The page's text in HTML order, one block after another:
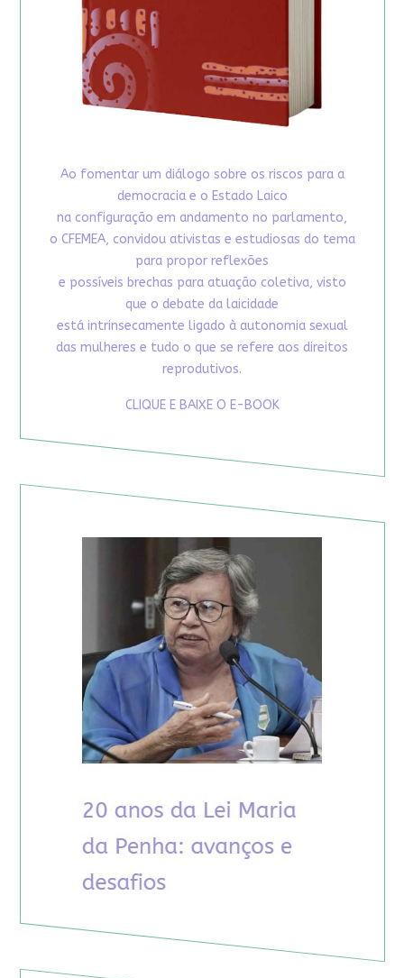
Ao fomentar um diálogo sobre os riscos para a
democracia e o Estado Laico
na configuração em andamento no parlamento,
o CFEMEA, convidou ativistas e estudiosas do tema
para propor reflexões
e possíveis brechas para atuação coletiva, visto
que o debate da laicidade
está intrinsecamente ligado à autonomia sexual
das mulheres e tudo o que se refere aos direitos
reprodutivos.
CLIQUE E BAIXE O E-BOOK